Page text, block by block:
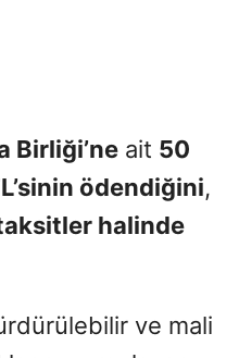
Birliği’ne ait 50
ödendiğini,
halinde
ve mali